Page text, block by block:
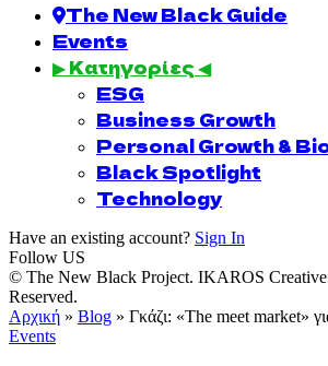
The New Black Guide
Events
▶ Κατηγορίες ◀
ESG
Business Growth
Personal Growth &
Black Spotlight
Technology
Have an existing account? Sign In
Follow US
© The New Black Project. IKAROS
Reserved.
Αρχική » Blog » Γκάζι: «The meet market»
Events